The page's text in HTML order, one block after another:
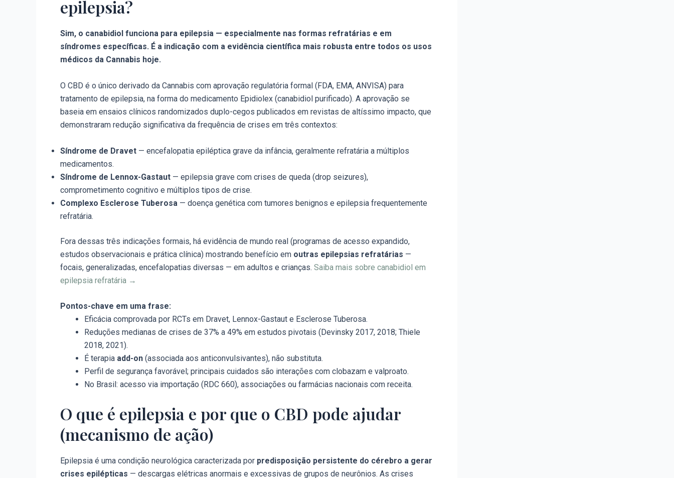
epilepsia?
Sim, o canabidiol funciona para epilepsia — especialmente nas formas refratárias e em
síndromes específicas. É a indicação com a evidência científica mais robusta entre todos os usos
médicos da Cannabis hoje.
O CBD é o único derivado da Cannabis com aprovação regulatória formal (FDA, EMA, ANVISA) para
tratamento de epilepsia, na forma do medicamento Epidiolex (canabidiol purificado). A aprovação se
baseia em ensaios clínicos randomizados duplo-cegos publicados em revistas de altíssimo impacto, que
demonstraram redução significativa da frequência de crises em três contextos:
Síndrome de Dravet — encefalopatia epiléptica grave da infância, geralmente refratária a múltiplos
medicamentos.
Síndrome de Lennox-Gastaut — epilepsia grave com crises de queda (drop seizures),
comprometimento cognitivo e múltiplos tipos de crise.
Complexo Esclerose Tuberosa — doença genética com tumores benignos e epilepsia frequentemente
refratária.
Fora dessas três indicações formais, há evidência de mundo real (programas de acesso expandido,
estudos observacionais e prática clínica) mostrando benefício em outras epilepsias refratárias —
focais, generalizadas, encefalopatias diversas — em adultos e crianças. Saiba mais sobre canabidiol em
epilepsia refratária →
Pontos-chave em uma frase:
Eficácia comprovada por RCTs em Dravet, Lennox-Gastaut e Esclerose Tuberosa.
Reduções medianas de crises de 37% a 49% em estudos pivotais (Devinsky 2017, 2018; Thiele
2018, 2021).
É terapia add-on (associada aos anticonvulsivantes), não substituta.
Perfil de segurança favorável; principais cuidados são interações com clobazam e valproato.
No Brasil: acesso via importação (RDC 660), associações ou farmácias nacionais com receita.
O que é epilepsia e por que o CBD pode ajudar
(mecanismo de ação)
Epilepsia é uma condição neurológica caracterizada por predisposição persistente do cérebro a gerar
crises epilépticas — descargas elétricas anormais e excessivas de grupos de neurônios. As crises